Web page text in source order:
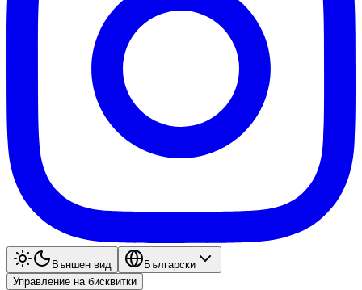
Външен вид
Български
Управление на бисквитки